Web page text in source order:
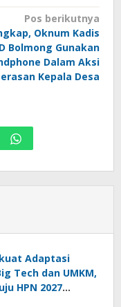
Pos berikutnya
Oknum Kadis
Bolmong Gunakan
Dalam Aksi
Kepala Desa
Adaptasi
Tech dan UMKM,
HPN 2027